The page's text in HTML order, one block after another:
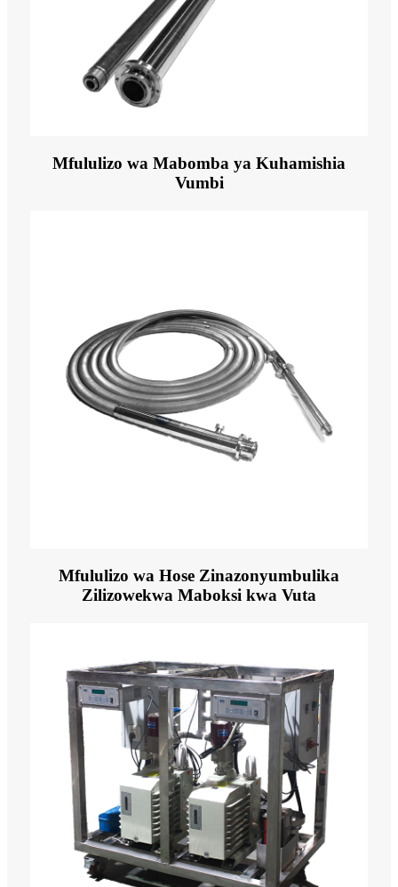
Mfululizo wa Mabomba ya Kuhamishia
Vumbi
Mfululizo wa Hose Zinazonyumbulika
Zilizowekwa Maboksi kwa Vuta